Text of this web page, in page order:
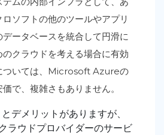
ロソフトの他のツールやアプリ
ータベースを統合して円滑に
クラウドを考える場合に有効
ついては、Microsoft Azureの
で、複雑さもありません。
デメリットがありますが、
ラウドプロバイダーのサービ